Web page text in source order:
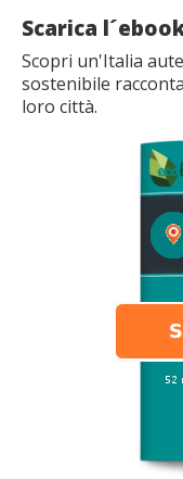
Scarica
Scopri un'Italia
sostenibile
loro città.